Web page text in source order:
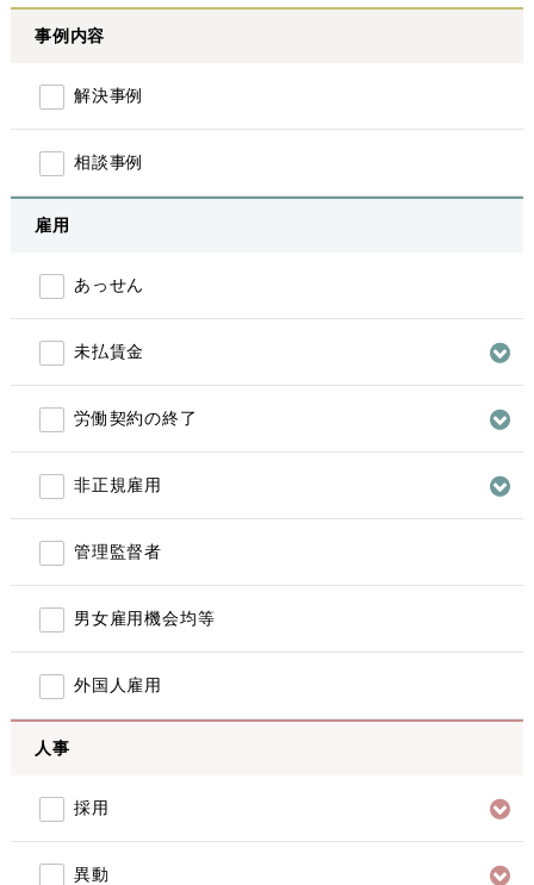
事例内容
解決事例
相談事例
雇用
あっせん
未払賃金
労働契約の終了
非正規雇用
管理監督者
男女雇用機会均等
外国人雇用
人事
採用
異動